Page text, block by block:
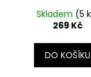
Skladem (5
269 Kč
DO KOŠÍKU